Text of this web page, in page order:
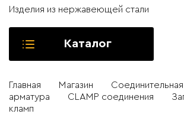
Изделия из нержавеющей стали
Каталог
Главная Магазин
Соединительная
арматура
CLAMP соединения
кламп